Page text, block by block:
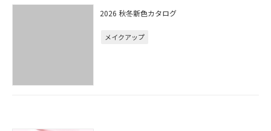
2026 秋冬新色カタログ
メイクアップ